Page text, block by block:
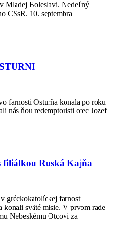
Mladej Boleslavi. Nedeľný
CSsR. 10. septembra
farnosti Osturňa konala po roku
nás ňou redemptoristi otec Jozef
filiálkou Ruská Kajňa
gréckokatolíckej farnosti
konali sväté misie. V prvom rade
Nebeskému Otcovi za